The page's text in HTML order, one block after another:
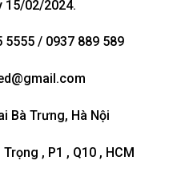
15/02/2024.
5555 / 0937 889 589
Bà Trưng, Hà Nội
, P1 , Q10 , HCM